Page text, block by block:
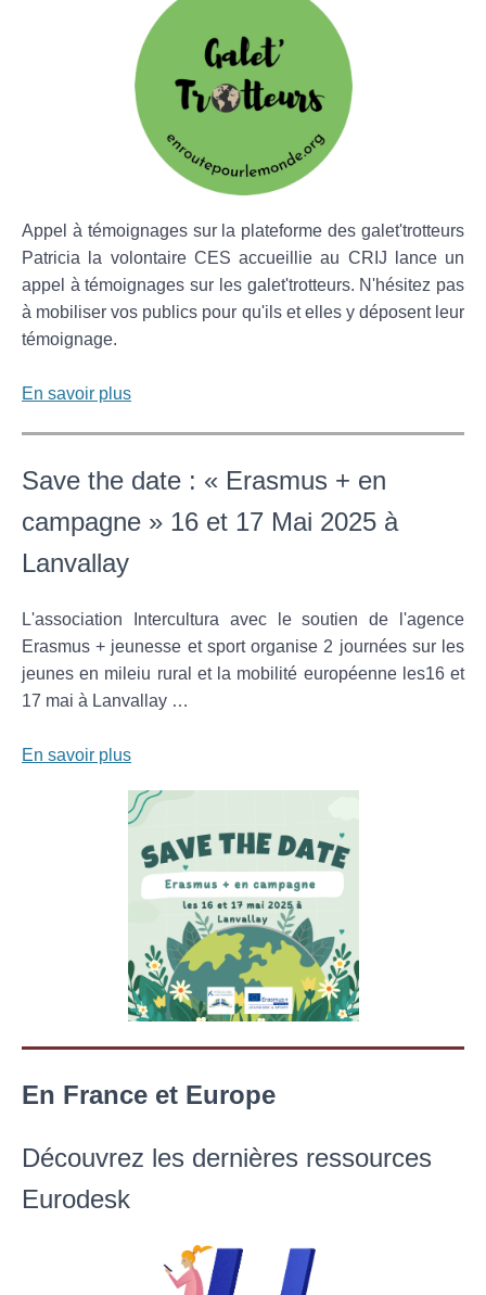
Appel à témoignages sur la plateforme des galet'trotteurs
Patricia la volontaire CES accueillie au CRIJ lance un
appel à témoignages sur les galet'trotteurs. N'hésitez pas
à mobiliser vos publics pour qu'ils et elles y déposent leur
témoignage.
En savoir plus
Save the date : « Erasmus + en
campagne » 16 et 17 Mai 2025 à
Lanvallay
L'association Intercultura avec le soutien de l'agence
Erasmus + jeunesse et sport organise 2 journées sur les
jeunes en mileiu rural et la mobilité européenne les16 et
17 mai à Lanvallay …
En savoir plus
En France et Europe
Découvrez les dernières ressources
Eurodesk